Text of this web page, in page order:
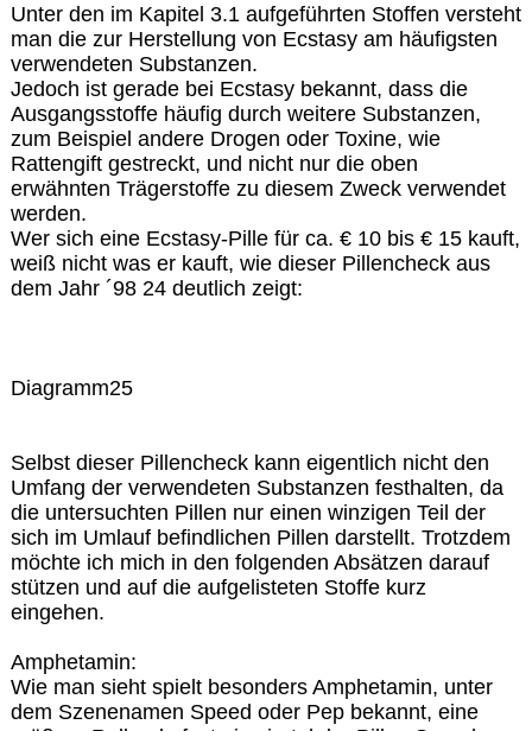
Unter den im Kapitel 3.1 aufgeführten Stoffen versteht
man die zur Herstellung von Ecstasy am häufigsten
verwendeten Substanzen.
Jedoch ist gerade bei Ecstasy bekannt, dass die
Ausgangsstoffe häufig durch weitere Substanzen,
zum Beispiel andere Drogen oder Toxine, wie
Rattengift gestreckt, und nicht nur die oben
erwähnten Trägerstoffe zu diesem Zweck verwendet
werden.
Wer sich eine Ecstasy-Pille für ca. € 10 bis € 15 kauft,
weiß nicht was er kauft, wie dieser Pillencheck aus
dem Jahr ´98 24 deutlich zeigt:
Diagramm25
Selbst dieser Pillencheck kann eigentlich nicht den
Umfang der verwendeten Substanzen festhalten, da
die untersuchten Pillen nur einen winzigen Teil der
sich im Umlauf befindlichen Pillen darstellt. Trotzdem
möchte ich mich in den folgenden Absätzen darauf
stützen und auf die aufgelisteten Stoffe kurz
eingehen.
Amphetamin:
Wie man sieht spielt besonders Amphetamin, unter
dem Szenenamen Speed oder Pep bekannt, eine